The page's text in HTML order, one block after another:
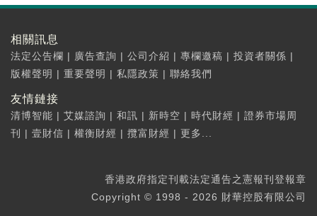
相關訊息
法定公告欄 | 廣告查詢 | 公司介紹 | 專欄邀稿 | 投資者關係 |
版權聲明 | 重要聲明 | 私隱政策 | 聯絡我們
友情鏈接
清博智能 | 艾媒諮詢 | 和訊 | 新時空 | 時代財經 | 證券市場周
刊
| 壹財信 | 權衡財經 | 攬富財經 | 更多...
香港政府指定刊載法定通告之憲報刊登報章
Copyright © 1998 - 2026 財華控股有限公司